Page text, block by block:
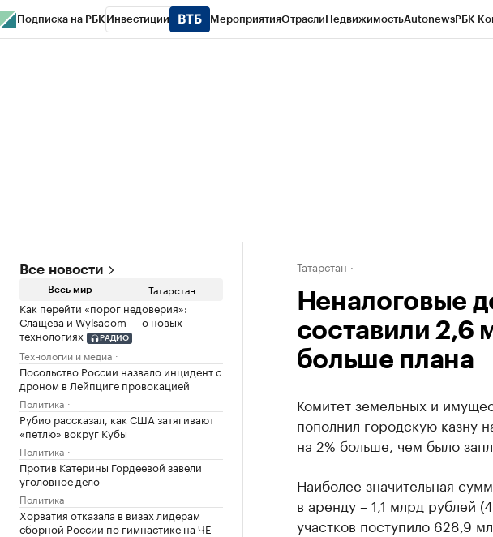
Подписка на РБК Инвестиции МероприятияОтраслиНедвижимостьAutonewsРБК
Все новости
Весь мир Татарстан
Как перейти «порог недоверия»:
Слащева и Wylsacom — о новых
технологиях
РАДИО
Технологии и медиа
Посольство России назвало инцидент с
дроном в Лейпциге провокацией
Политика
Рубио рассказал, как США затягивают
«петлю» вокруг Кубы
Политика
Против Катерины Гордеевой завели
уголовное дело
Политика
Хорватия отказала в визах лидерам
сборной России по гимнастике на ЧЕ
Татарстан
Неналоговые
составили 2,6
больше плана
Комитет земельных и
пополнил городскую казну
на 2% больше, чем было
Наиболее значительная
в аренду – 1,1 млрд рублей
участков поступило 628,9